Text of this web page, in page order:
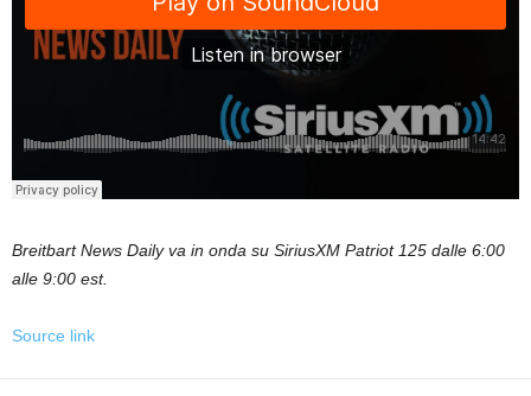
Breitbart News Daily va in onda su SiriusXM Patriot 125 dalle 6:00
alle 9:00 est.
Source link